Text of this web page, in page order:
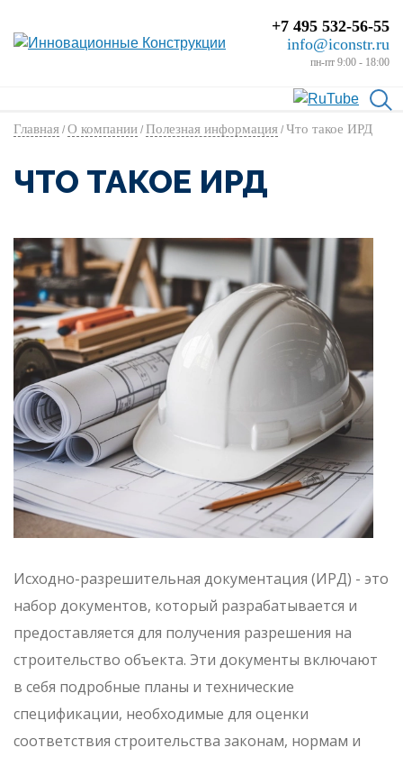
+7 495 532-56-55
info@iconstr.ru
пн-пт 9:00 - 18:00
Главная / О компании / Полезная информация / Что такое ИРД
ЧТО ТАКОЕ ИРД
Исходно-разрешительная документация (ИРД) - это
набор документов, который разрабатывается и
предоставляется для получения разрешения на
строительство объекта. Эти документы включают
в себя подробные планы и технические
спецификации, необходимые для оценки
соответствия строительства законам, нормам и